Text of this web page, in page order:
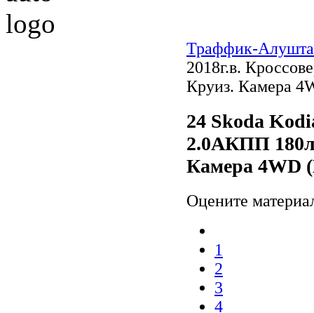
Траффик-Алушта
2018г.в.
Круиз. Камера
24 Skoda
2.0АКПП
Камера
Оцените
1
2
3
4